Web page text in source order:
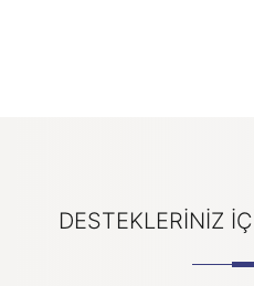
DESTEKLERINIZ